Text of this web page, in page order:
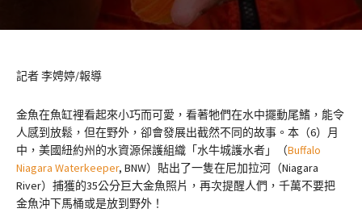
記者 李娉婷/報導
金魚在魚缸裡看起來小巧而可愛，看著牠們在水中擺動尾鰭，能令
人感到放鬆，但在野外，卻會發展出截然不同的故事。本（6）月
中，美國紐約州的水資源保護組織「水牛城護水者」（Buffalo
Niagara Waterkeeper, BNW）貼出了一隻在尼加拉河（Niagara
River）捕獲的35公分巨大金魚照片，再次提醒人們，千萬不要把
金魚沖下馬桶或是放到野外！